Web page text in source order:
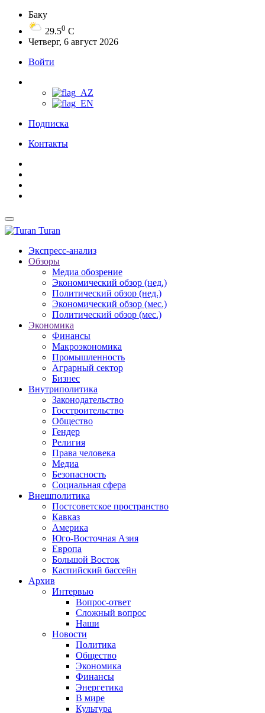
Баку
29.50 C
Четверг, 6 август 2026
Войти
Подписка
Контакты
Turan
Экспресс-анализ
Обзоры
Медиа обозрение
Экономический обзор (нед.)
Политический обзор (нед.)
Экономический обзор (мес.)
Политический обзор (мес.)
Экономика
Финансы
Макроэкономика
Промышленность
Аграрный сектор
Бизнес
Внутриполитика
Законодательство
Госстроительство
Общество
Гендер
Религия
Права человека
Медиа
Безопасность
Социальная сфера
Внешполитика
Постсоветское пространство
Кавказ
Америка
Юго-Восточная Азия
Европа
Большой Восток
Каспийский бассейн
Архив
Интервью
Вопрос-ответ
Сложный вопрос
Наши
Новости
Политика
Общество
Экономика
Финансы
Энергетика
В мире
Культура